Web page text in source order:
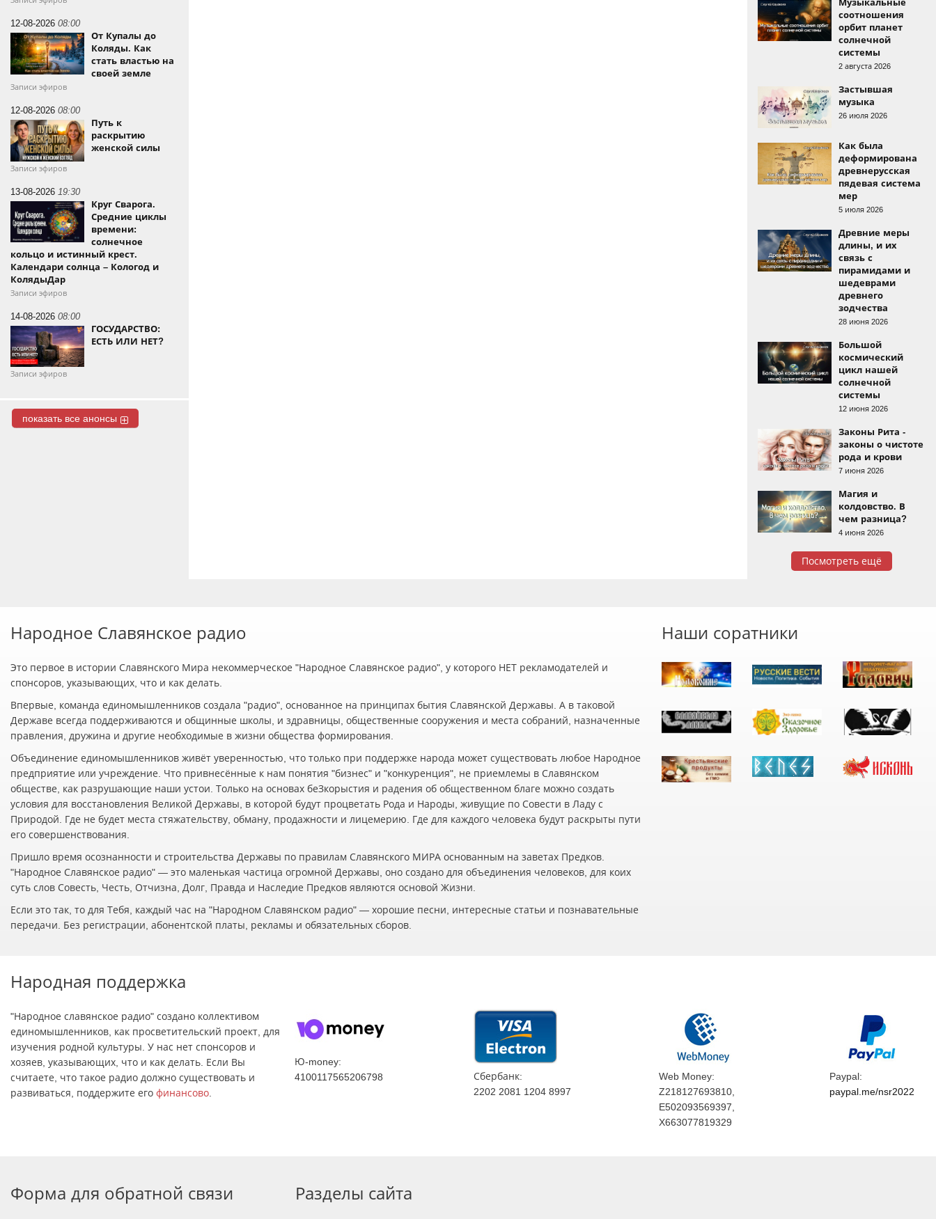
12-08-2026 08:00
От Купалы до
Коляды. Как
стать властью на
своей земле
Записи эфиров
12-08-2026 08:00
Путь к
раскрытию
женской силы
Записи эфиров
13-08-2026 19:30
Круг Сварога.
Средние циклы
времени:
солнечное
кольцо и истинный крест.
Календари солнца – Кологод и
КолядыДар
Записи эфиров
14-08-2026 08:00
ГОСУДАРСТВО:
ЕСТЬ ИЛИ НЕТ?
Записи эфиров
показать все анонсы
Музыкальные
соотношения
орбит планет
солнечной
системы
2 августа 2026
Застывшая
музыка
26 июля 2026
Как была
деформирована
древнерусская
пядевая система
мер
5 июля 2026
Древние меры
длины, и их
связь с
пирамидами и
шедеврами
древнего
зодчества
28 июня 2026
Большой
космический
цикл нашей
солнечной
системы
12 июня 2026
Законы Рита -
законы о чистоте
рода и крови
7 июня 2026
Магия и
колдовство. В
чем разница?
4 июня 2026
Посмотреть ещё
Народное Славянское радио
Это первое в истории Славянского Мира некоммерческое "Народное Славянское радио", у которого НЕТ рекламодателей и
спонсоров, указывающих, что и как делать.
Впервые, команда единомышленников создала "радио", основанное на принципах бытия Славянской Державы. А в таковой
Державе всегда поддерживаются и общинные школы, и здравницы, общественные сооружения и места собраний, назначенные
правления, дружина и другие необходимые в жизни общества формирования.
Объединение единомышленников живёт уверенностью, что только при поддержке народа может существовать любое Народное
предприятие или учреждение. Что привнесённые к нам понятия "бизнес" и "конкуренция", не приемлемы в Славянском
обществе, как разрушающие наши устои. Только на основах беЗкорыстия и радения об общественном благе можно создать
условия для восстановления Великой Державы, в которой будут процветать Рода и Народы, живущие по Совести в Ладу с
Природой. Где не будет места стяжательству, обману, продажности и лицемерию. Где для каждого человека будут раскрыты пути
его совершенствования.
Пришло время осознанности и строительства Державы по правилам Славянского МИРА основанным на заветах Предков.
"Народное Славянское радио" — это маленькая частица огромной Державы, оно создано для объединения человеков, для коих
суть слов Совесть, Честь, Отчизна, Долг, Правда и Наследие Предков являются основой Жизни.
Если это так, то для Тебя, каждый час на "Народном Славянском радио" — хорошие песни, интересные статьи и познавательные
передачи. Без регистрации, абонентской платы, рекламы и обязательных сборов.
Наши соратники
Народная поддержка
"Народное славянское радио" создано коллективом
единомышленников, как просветительский проект, для
изучения родной культуры. У нас нет спонсоров и
хозяев, указывающих, что и как делать. Если Вы
считаете, что такое радио должно существовать и
развиваться, поддержите его финансово
Ю-money:
4100117565206798
Сбербанк:
2202 2081 1204 8997
Web Money:
Z218127693810,
E502093569397,
X663077819329
Paypal:
paypal.me/nsr2022
Форма для обратной связи Разделы сайта